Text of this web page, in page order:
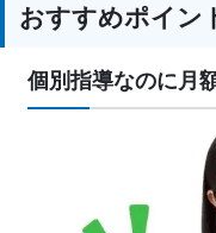
おすすめポイン
個別指導なのに月